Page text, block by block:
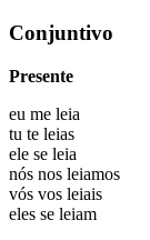
Conjuntivo
Presente
eu me leia
tu te leias
ele se leia
nós nos leiamos
vós vos leiais
eles se leiam